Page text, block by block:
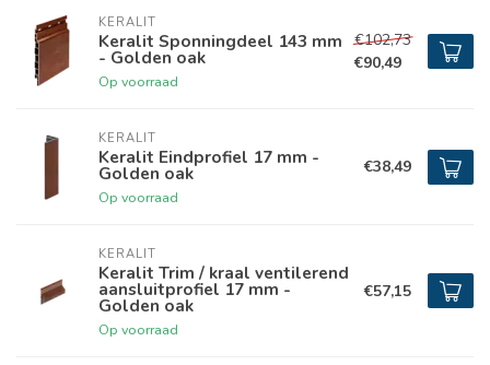
KERALIT
Keralit Sponningdeel 143 mm
- Golden oak
Op voorraad
€102,73
€90,49
KERALIT
Keralit Eindprofiel 17 mm -
Golden oak
Op voorraad
€38,49
KERALIT
Keralit Trim / kraal ventilerend
aansluitprofiel 17 mm -
Golden oak
Op voorraad
€57,15